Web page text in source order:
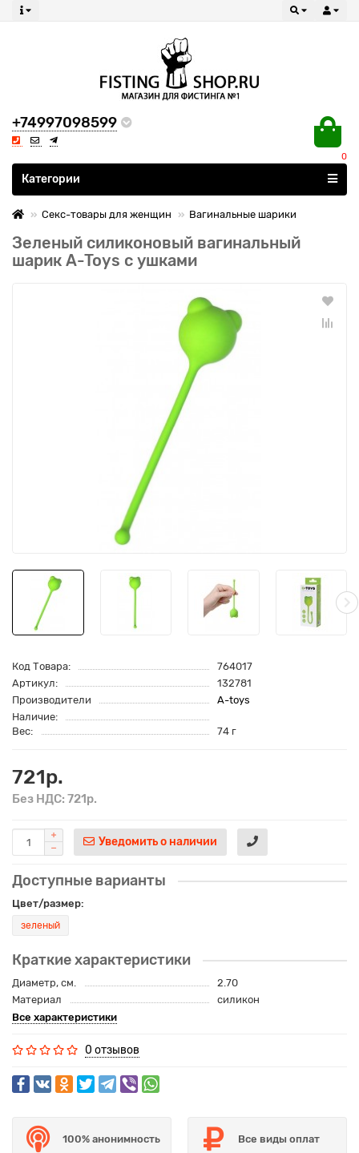
+74997098599
0
Все категории
Категории
Секс-товары для женщин Вагинальные шарики
Зеленый силиконовый вагинальный
шарик A-Toys с ушками
Код Товара:
764017
Артикул:
132781
Производители
A-toys
Наличие:
Вес:
74 г
721р.
Без НДС: 721р.
Уведомить о наличии
Доступные варианты
Цвет/размер:
зеленый
Краткие характеристики
Диаметр, см.
2.70
Материал
силикон
Все характеристики
0 отзывов
100% анонимность Все виды оплат